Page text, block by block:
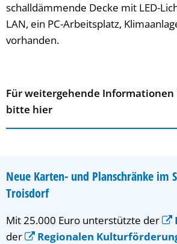
schalldämmende Decke mit LED-
LAN, ein PC-Arbeitsplatz,
vorhanden.
Für weitergehende Informationen
bitte hier
Neue Karten- und Planschränke im
Troisdorf
Mit 25.000 Euro unterstützte der
der
Regionalen